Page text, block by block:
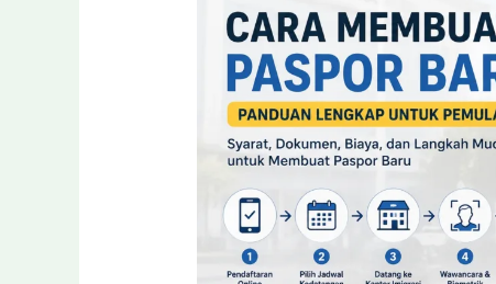
Paspor
Baru
2026:
Panduan
Lengkap
untuk